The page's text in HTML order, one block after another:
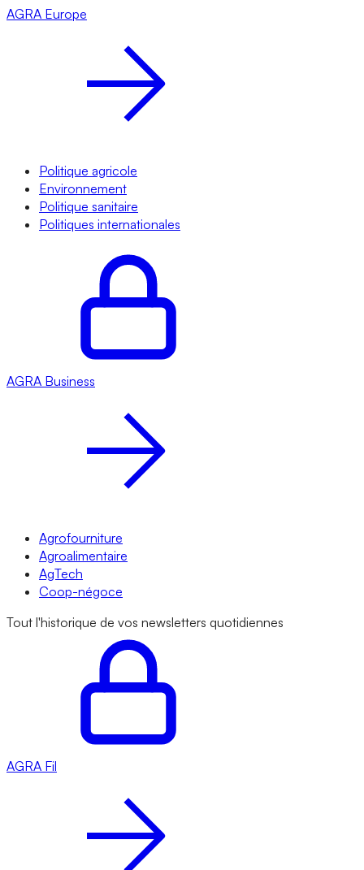
AGRA Europe
Politique agricole
Environnement
Politique sanitaire
Politiques internationales
AGRA Business
Agrofourniture
Agroalimentaire
AgTech
Coop-négoce
Tout l'historique de vos newsletters quotidiennes
AGRA Fil